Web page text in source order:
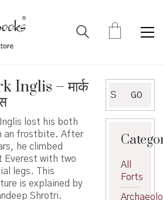
Inglis – मार्क
lost his both
an frostbite. After
he climbed
Everest with two
legs. This
is explained by
Shrotri.
for:
GO
All
Forts